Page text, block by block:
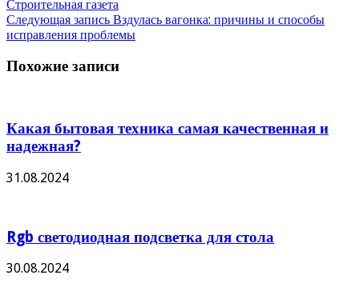
Строительная газета
Следующая запись Вздулась вагонка: причины и способы
исправления проблемы
Похожие записи
Какая бытовая техника самая качественная и
надежная?
31.08.2024
Rgb светодиодная подсветка для стола
30.08.2024